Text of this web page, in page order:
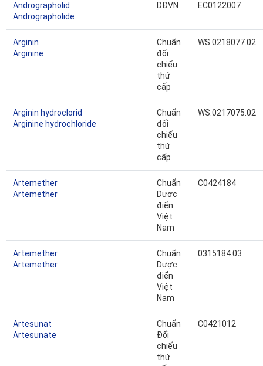
Andrographolid
Andrographolide
DĐVN EC0122007
Arginin
Arginine
Chuẩn
đối
chiếu
thứ
cấp
WS.0218077.02
Arginin hydroclorid
Arginine hydrochloride
Chuẩn
đối
chiếu
thứ
cấp
WS.0217075.02
Artemether
Artemether
Chuẩn
Dược
điển
Việt
Nam
C0424184
Artemether
Artemether
Chuẩn
Dược
điển
Việt
Nam
0315184.03
Artesunat
Artesunate
Chuẩn
Đối
chiếu
thứ
C0421012